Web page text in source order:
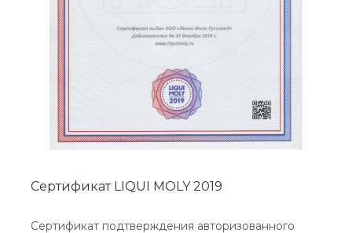
Сертификат LIQUI MOLY 2019
Сертификат подтверждения авторизованного